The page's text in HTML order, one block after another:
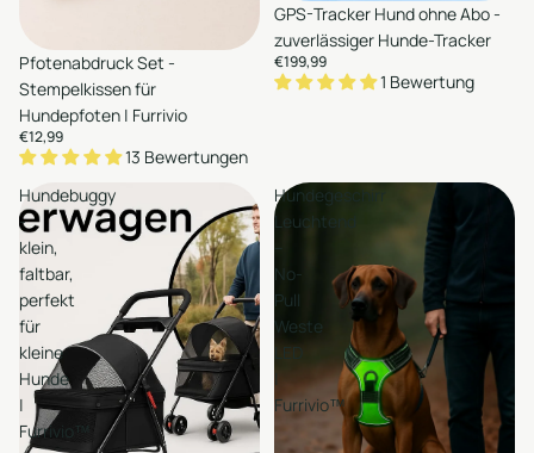
Hinzufügen
Pfotenabdruck Set -
Stempelkissen für
Hundepfoten | Furrivio
€12,99
13 Bewertungen
Hinzufügen
GPS-Tracker Hund ohne Abo -
zuverlässiger Hunde-Tracker
€199,99
1 Bewertung
Hundebuggy
-
klein,
faltbar,
perfekt
für
kleine
Hunde
|
Furrivio™
Hundegeschirr
Leuchtend
–
No-
Pull
Weste
LED
Furrivio™